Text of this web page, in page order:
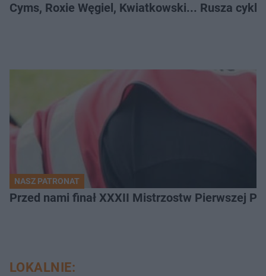
Cyms, Roxie Węgiel, Kwiatkowski... Rusza cykl
NASZ PATRONAT
Przed nami finał XXXII Mistrzostw Pierwszej
LOKALNIE: